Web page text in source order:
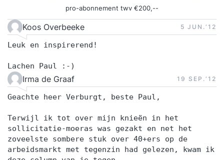
pro-abonnement twv €200,--
Koos Overbeeke 5 JUN.‘12
Leuk en inspirerend!
Lachen Paul :-)
Irma de Graaf 19 SEP.‘12
Geachte heer Verburgt, beste Paul,
Terwijl ik tot over mijn knieën in het
sollicitatie-moeras was gezakt en net het
zoveelste sombere stuk over 40+ers op de
arbeidsmarkt met tegenzin had gelezen, kwam ik